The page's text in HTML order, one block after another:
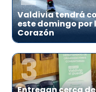
Valdivia tendrá
este domingo por
Corazón
3